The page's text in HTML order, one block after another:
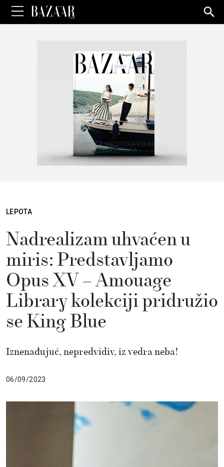
for:
LEPOTA
Nadrealizam uhvaćen u
miris: Predstavljamo
Opus XV – Amouage
Library kolekciji pridružio
se King Blue
Iznenađujuć, nepredvidiv, iz vedra neba!
06/09/2023